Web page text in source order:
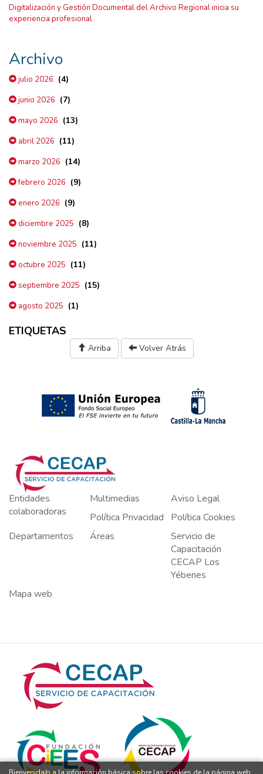
Digitalización y Gestión Documental del Archivo Regional inicia su
experiencia profesional
Archivo
julio 2026 (4)
junio 2026 (7)
mayo 2026 (13)
abril 2026 (11)
marzo 2026 (14)
febrero 2026 (9)
enero 2026 (9)
diciembre 2025 (8)
noviembre 2025 (11)
octubre 2025 (11)
septiembre 2025 (15)
agosto 2025 (1)
ETIQUETAS
Arriba Volver Atrás
Entidades
colaboradoras
Multimedias
Aviso Legal
Política Privacidad
Política Cookies
Departamentos
Áreas
Servicio de
Capacitación
CECAP Los
Yébenes
Mapa web